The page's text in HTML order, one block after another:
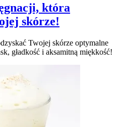
która
skórze!
Twojej skórze optymalne
gładkość i aksamitną miękkość!